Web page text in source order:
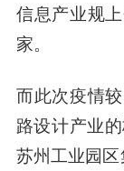
信息产业规
家。
而此次疫情
路设计产业
苏州工业园